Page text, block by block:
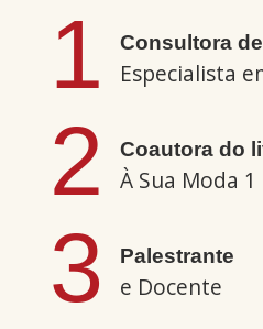
1 Consultora
Especialista
2 Coautora do
À Sua Moda 1
3 Palestrante
e Docente